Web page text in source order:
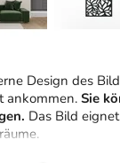
Design des
ankommen. Sie
Das Bild